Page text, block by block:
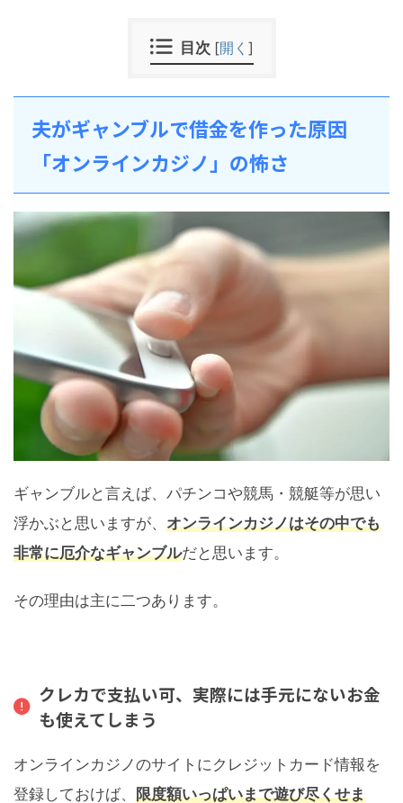
目次 [開く ]
夫がギャンブルで借金を作った原因
「オンラインカジノ」の怖さ
ギャンブルと言えば、パチンコや競馬・競艇等が思い
浮かぶと思いますが、 オンラインカジノはその中でも
非常に厄介なギャンブルだと思います。
その理由は主に二つあります。
クレカで支払い可、実際には手元にないお金
も使えてしまう
オンラインカジノのサイトにクレジットカード情報を
登録しておけば、 限度額いっぱいまで遊び尽くせま